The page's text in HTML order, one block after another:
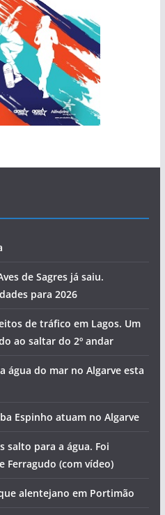
de Sagres já saiu.
para 2026
de tráfico em Lagos. Um
ao saltar do 2º andar
água do mar no Algarve esta
Espinho atuam no Algarve
salto para a água. Foi
Ferragudo (com vídeo)
alentejano em Portimão